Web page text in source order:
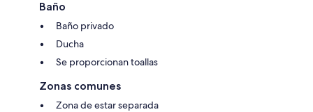
Baño
Baño privado
Ducha
Se proporcionan toallas
Zonas comunes
Zona de estar separada